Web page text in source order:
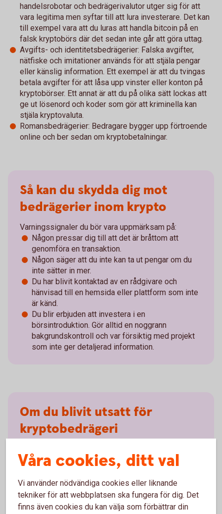
handelsrobotar och bedrägerivalutor utger sig för att
vara legitima men syftar till att lura investerare. Det kan
till exempel vara att du luras att handla bitcoin på en
falsk kryptobörs där det sedan inte går att göra uttag.
Avgifts- och identitetsbedrägerier: Falska avgifter,
nätfiske och imitationer används för att stjäla pengar
eller känslig information. Ett exempel är att du tvingas
betala avgifter för att låsa upp vinster eller konton på
kryptobörser. Ett annat är att du på olika sätt lockas att
ge ut lösenord och koder som gör att kriminella kan
stjäla kryptovaluta.
Romansbedrägerier: Bedragare bygger upp förtroende
online och ber sedan om kryptobetalningar.
Så kan du skydda dig mot
bedrägerier inom krypto
Varningssignaler du bör vara uppmärksam på:
Någon pressar dig till att det är bråttom att
genomföra en transaktion.
Någon säger att du inte kan ta ut pengar om du
inte sätter in mer.
Du har blivit kontaktad av en rådgivare och
hänvisad till en hemsida eller plattform som inte
är känd.
Du blir erbjuden att investera i en
börsintroduktion. Gör alltid en noggrann
bakgrunds­kontroll och var försiktig med projekt
som inte ger detaljerad information.
Om du blivit utsatt för
kryptobedrägeri
Ring oss och berätta vad som har hänt. Det hjälper
som annars riskerar att drabbas på liknande sätt.
Kontakta oss påbanken
Våra cookies, ditt val
Vi använder nödvändiga cookies eller liknande
tekniker för att webbplatsen ska fungera för dig. Det
finns även cookies du kan välja som förbättrar din